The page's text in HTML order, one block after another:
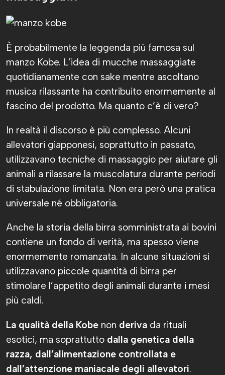
È probabilmente la leggenda più famosa sul
manzo Kobe. L’idea di mucche massaggiate
quotidianamente con sake mentre ascoltano
musica rilassante ha contribuito enormemente al
fascino del prodotto. Ma quanto c’è di vero?
In realtà il discorso è più complesso. Alcuni
allevatori giapponesi, soprattutto in passato,
utilizzavano tecniche di massaggio per aiutare gli
animali a rilassare la muscolatura durante periodi
di stabulazione limitata. Non era però una pratica
universale né obbligatoria.
Anche la storia della birra somministrata ai bovini
contiene un fondo di verità, ma spesso viene
enormemente romanzata. In alcune situazioni si
utilizzavano piccole quantità di birra per
stimolare l’appetito degli animali durante i mesi
più caldi.
La qualità della Kobe non deriva da rituali
esotici, ma soprattutto dalla genetica della
razza, dall’alimentazione controllata e
dall’attenzione maniacale degli allevatori.